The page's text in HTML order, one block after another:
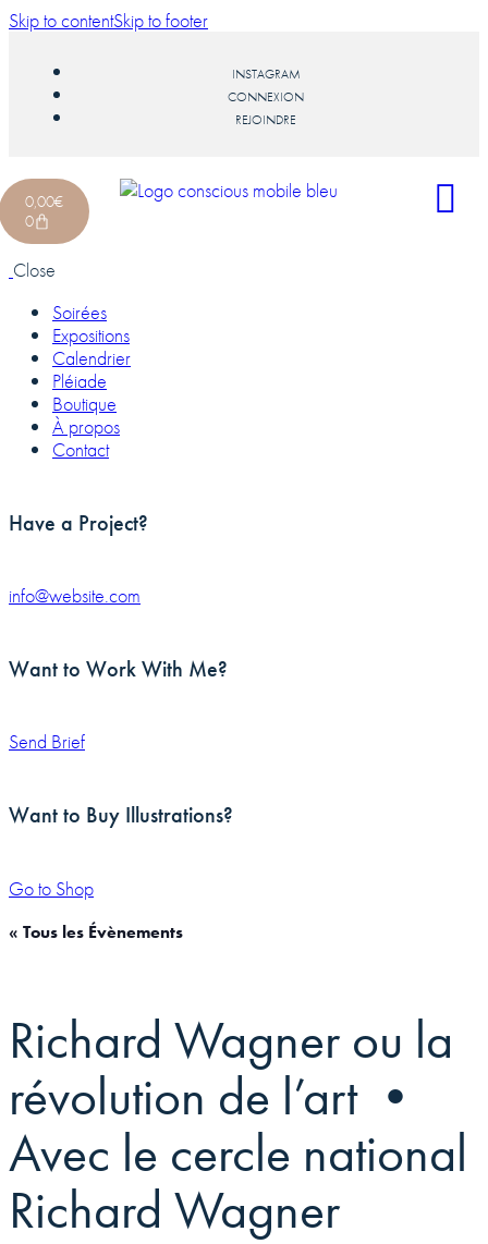
Skip to contentSkip to footer
INSTAGRAM
CONNEXION
REJOINDRE
0,00€
0
Close
Soirées
Expositions
Calendrier
Pléiade
Boutique
À propos
Contact
Have a Project?
info@website.com
Want to Work With Me?
Send Brief
Want to Buy Illustrations?
Go to Shop
« Tous les Évènements
Richard Wagner ou la
révolution de l’art •
Avec le cercle national
Richard Wagner